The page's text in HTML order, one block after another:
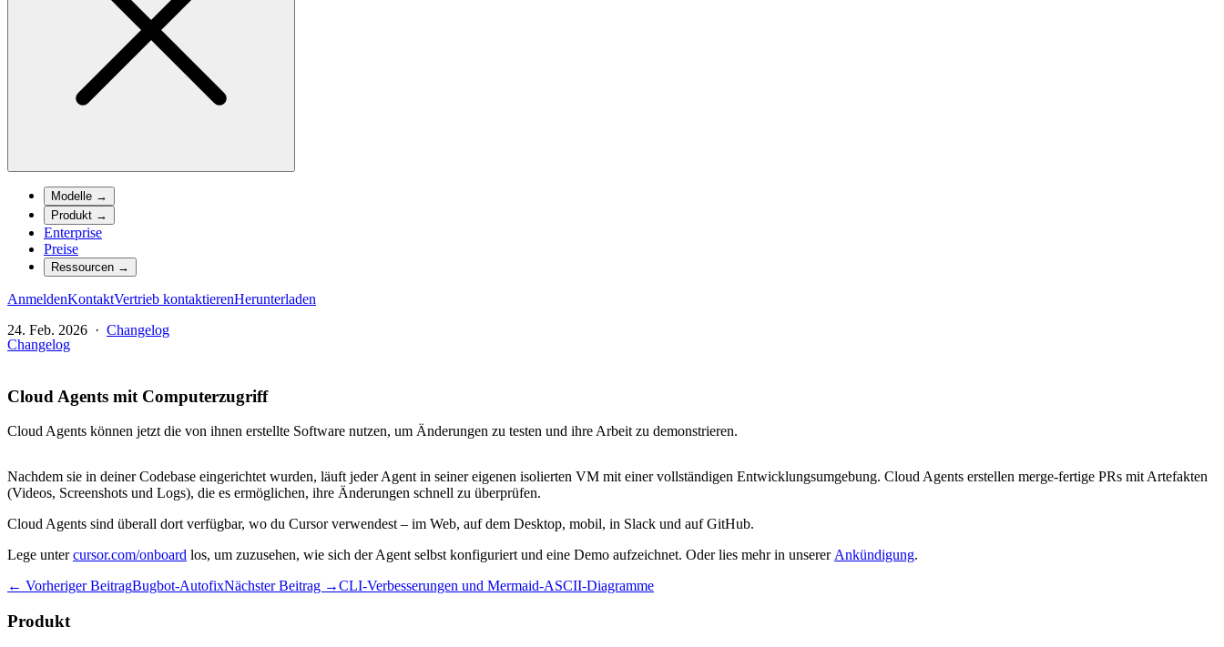
Modelle →
Produkt →
Enterprise
Preise
Ressourcen →
AnmeldenKontaktVertrieb kontaktierenHerunterladen
24. Feb. 2026 · Changelog
Changelog
Cloud Agents mit Computerzugriff
Cloud Agents können jetzt die von ihnen erstellte Software nutzen, um Änderungen zu testen und ihre Arbeit zu demonstrieren.
Nachdem sie in deiner Codebase eingerichtet wurden, läuft jeder Agent in seiner eigenen isolierten VM mit einer vollständigen Entwicklungsumgebung. Cloud Agents erstellen merge-fertige PRs mit Artefakten
(Videos, Screenshots und Logs), die es ermöglichen, ihre Änderungen schnell zu überprüfen.
Cloud Agents sind überall dort verfügbar, wo du Cursor verwendest – im Web, auf dem Desktop, mobil, in Slack und auf GitHub.
Lege untercursor.com/onboard los, um zuzusehen, wie sich der Agent selbst konfiguriert und eine Demo aufzeichnet. Oder lies mehr in unsererAnkündigung.
← Vorheriger BeitragBugbot-AutofixNächster Beitrag →CLI-Verbesserungen und Mermaid-ASCII-Diagramme
Produkt